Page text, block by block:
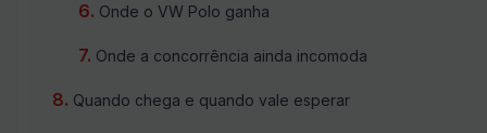
Onde o VW Polo ganha
Onde a concorrência ainda incomoda
Quando chega e quando vale esperar